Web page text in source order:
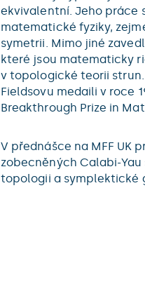
ekvivalentní. Jeho práce
matematické fyziky,
symetrii. Mimo jiné
které jsou matematicky
v topologické teorii
Fieldsovu medaili v roce
Breakthrough Prize in
V přednášce na MFF UK
zobecněných Calabi-
topologii a symplektické